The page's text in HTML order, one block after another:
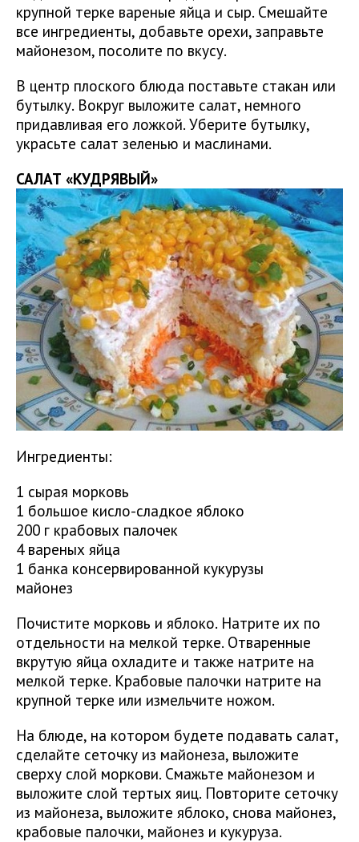
крупной терке вареные яйца и сыр. Смешайте
все ингредиенты, добавьте орехи, заправьте
майонезом, посолите по вкусу.
В центр плоского блюда поставьте стакан или
бутылку. Вокруг выложите салат, немного
придавливая его ложкой. Уберите бутылку,
украсьте салат зеленью и маслинами.
САЛАТ «КУДРЯВЫЙ»
Ингредиенты:
1 сырая морковь
1 большое кисло-сладкое яблоко
200 г крабовых палочек
4 вареных яйца
1 банка консервированной кукурузы
майонез
Почистите морковь и яблоко. Натрите их по
отдельности на мелкой терке. Отваренные
вкрутую яйца охладите и также натрите на
мелкой терке. Крабовые палочки натрите на
крупной терке или измельчите ножом.
На блюде, на котором будете подавать салат,
сделайте сеточку из майонеза, выложите
сверху слой моркови. Смажьте майонезом и
выложите слой тертых яиц. Повторите сеточку
из майонеза, выложите яблоко, снова майонез,
крабовые палочки, майонез и кукуруза.